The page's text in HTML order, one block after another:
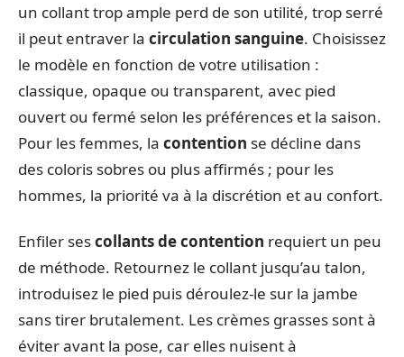
un collant trop ample perd de son utilité, trop serré
il peut entraver la circulation sanguine. Choisissez
le modèle en fonction de votre utilisation :
classique, opaque ou transparent, avec pied
ouvert ou fermé selon les préférences et la saison.
Pour les femmes, la contention se décline dans
des coloris sobres ou plus affirmés ; pour les
hommes, la priorité va à la discrétion et au confort.
Enfiler sescollants de contention requiert un peu
de méthode. Retournez le collant jusqu’au talon,
introduisez le pied puis déroulez-le sur la jambe
sans tirer brutalement. Les crèmes grasses sont à
éviter avant la pose, car elles nuisent à